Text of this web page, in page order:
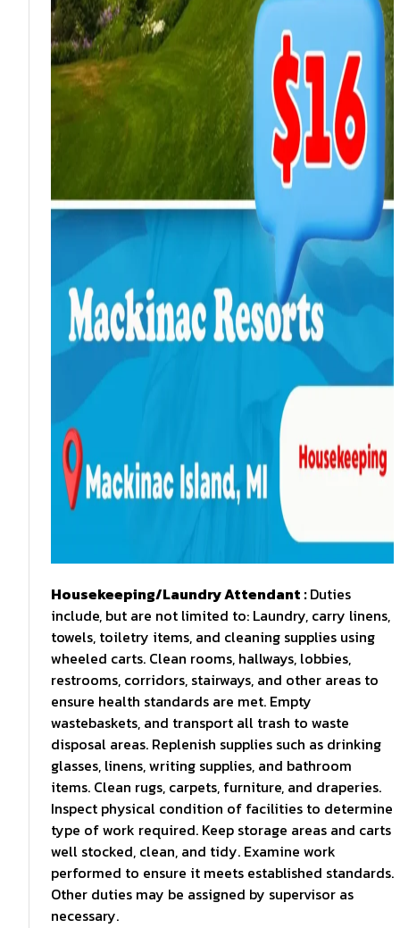
Housekeeping/Laundry Attendant :Duties
include, but are not limited to: Laundry, carry linens,
towels, toiletry items, and cleaning supplies using
wheeled carts. Clean rooms, hallways, lobbies,
restrooms, corridors, stairways, and other areas to
ensure health standards are met. Empty
wastebaskets, and transport all trash to waste
disposal areas. Replenish supplies such as drinking
glasses, linens, writing supplies, and bathroom
items. Clean rugs, carpets, furniture, and draperies.
Inspect physical condition of facilities to determine
type of work required. Keep storage areas and carts
well stocked, clean, and tidy. Examine work
performed to ensure it meets established standards.
Other duties may be assigned by supervisor as
necessary.